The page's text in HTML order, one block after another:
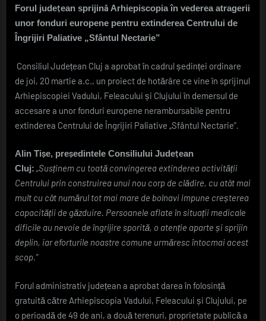
din
partea
Forul județean sprijină Arhiepiscopia în vederea atragerii
unor fonduri europene pentru extinderea Centrului de
Îngrijiri Paliative „Sfântul Nectarie”
Consiliul Județean Cluj a aprobat în cadrul ședinței ordinare
de joi, 20 martie a.c., un proiect de hotărâre ce vine în sprijinul
Arhiepiscopiei Vadului, Feleacului și Clujului în demersul de
accesare a unor fonduri europene nerambursabile pentru
extinderea Centrului de Îngrijiri Paliative „Sfântul Nectarie”.
Alin Tișe, președintele Consiliului Județean
Cluj: „Susținem cu toată convingerea extinderea activității
Centrului prin construirea unui nou corp de clădire, cu atât mai
mult cu cât numărul tot mai mare de bolnavi impune creșterea
capacității de găzduire. Persoanele aflate în situații medicale
dificile au nevoie de îngrijire sporită, o atenție aparte și sprijin
deplin, iar eforturile noastre comune urmăresc întocmai acest
scop.”
Forul administrativ județean a aprobat darea în folosință
gratuită către Arhiepiscopia Vadului, Feleacului și Clujului, pe
o perioadă de 49 de ani, a două terenuri, proprietate publică a